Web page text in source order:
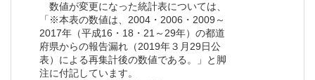
数値が変更になった統計表については、
「※本表の数値は、2004・2006・2009～
2017年（平成16・18・21～29年）の都道
府県からの報告漏れ（2019年３月29日公
表）による再集計後の数値である。」と脚
注に付記しています。